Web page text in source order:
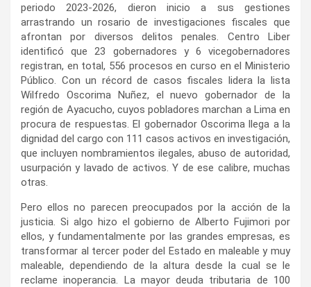
periodo 2023-2026, dieron inicio a sus gestiones
arrastrando un rosario de investigaciones fiscales que
afrontan por diversos delitos penales. Centro Liber
identificó que 23 gobernadores y 6 vicegobernadores
registran, en total, 556 procesos en curso en el Ministerio
Público. Con un récord de casos fiscales lidera la lista
Wilfredo Oscorima Nuñez, el nuevo gobernador de la
región de Ayacucho, cuyos pobladores marchan a Lima en
procura de respuestas. El gobernador Oscorima llega a la
dignidad del cargo con 111 casos activos en investigación,
que incluyen nombramientos ilegales, abuso de autoridad,
usurpación y lavado de activos. Y de ese calibre, muchas
otras.
Pero ellos no parecen preocupados por la acción de la
justicia. Si algo hizo el gobierno de Alberto Fujimori por
ellos, y fundamentalmente por las grandes empresas, es
transformar al tercer poder del Estado en maleable y muy
maleable, dependiendo de la altura desde la cual se le
reclame inoperancia. La mayor deuda tributaria de 100